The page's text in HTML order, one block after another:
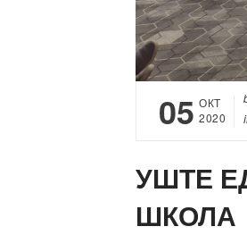
05 ОКТ
2020
УШТЕ
ШКОЛА